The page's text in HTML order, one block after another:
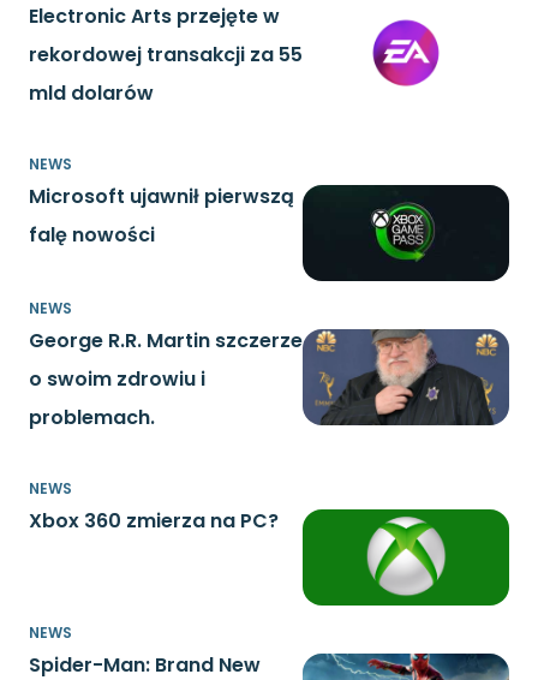
Electronic Arts przejęte w
rekordowej transakcji za 55
mld dolarów
NEWS
Microsoft ujawnił pierwszą
falę nowości
NEWS
George R.R. Martin szczerze
o swoim zdrowiu i
problemach.
NEWS
Xbox 360 zmierza na PC?
NEWS
Spider-Man: Brand New